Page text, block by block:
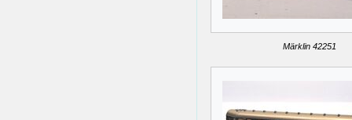
Märklin 42251